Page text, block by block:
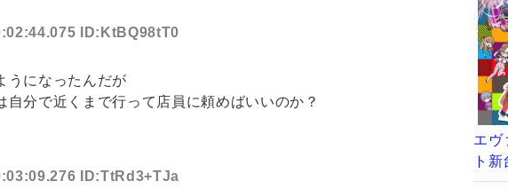
ID:KtBQ98tT0
うになったんだが
自分で近くまで行って店員に頼めばいいのか？
ID:TtRd3+TJa
エヴ
ト新